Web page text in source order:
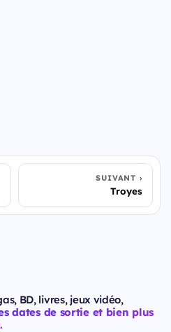
SUIVANT
Troyes
BD, livres, jeux vidéo,
dates de sortie et bien plus